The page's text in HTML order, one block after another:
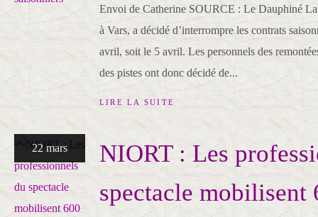
Envoi de Catherine SOURCE : Le Dauphiné
à Vars, a décidé d’interrompre les contrats
avril, soit le 5 avril. Les personnels des
des pistes ont donc décidé de...
LIRE LA SUITE
22 mars
NIORT : Les
spectacle mobilisent